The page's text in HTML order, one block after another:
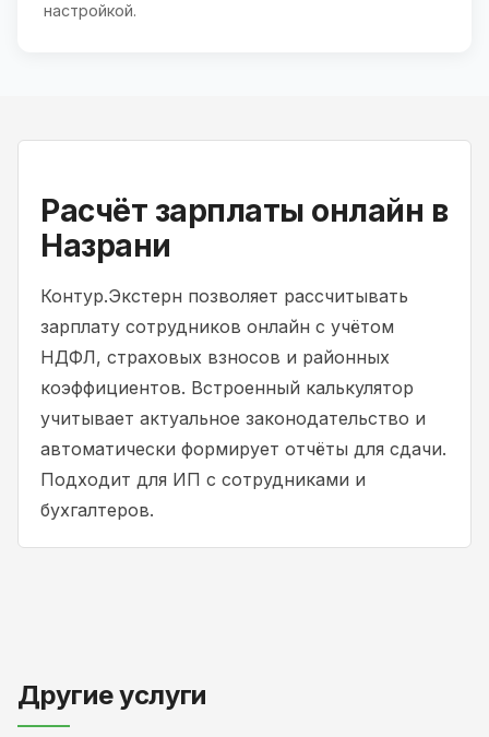
настройкой.
Расчёт зарплаты онлайн в
Назрани
Контур.Экстерн позволяет рассчитывать
зарплату сотрудников онлайн с учётом
НДФЛ, страховых взносов и районных
коэффициентов. Встроенный калькулятор
учитывает актуальное законодательство и
автоматически формирует отчёты для сдачи.
Подходит для ИП с сотрудниками и
бухгалтеров.
Другие услуги